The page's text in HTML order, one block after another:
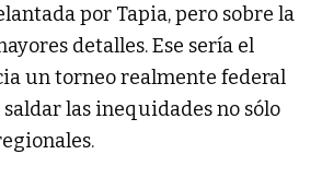
por Tapia, pero sobre la
detalles. Ese sería el
un torneo realmente federal
las inequidades no sólo